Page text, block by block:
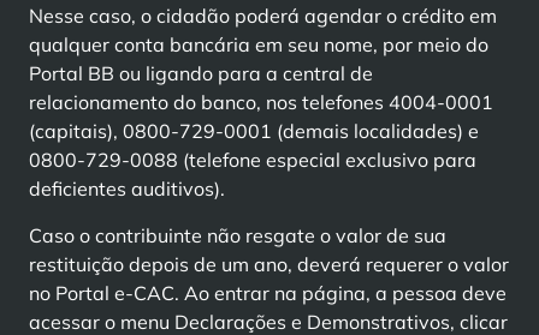
Nesse caso, o cidadão poderá agendar o crédito em
qualquer conta bancária em seu nome, por meio do
Portal BB ou ligando para a central de
relacionamento do banco, nos telefones 4004-0001
(capitais), 0800-729-0001 (demais localidades) e
0800-729-0088 (telefone especial exclusivo para
deficientes auditivos).
Caso o contribuinte não resgate o valor de sua
restituição depois de um ano, deverá requerer o valor
no Portal e-CAC. Ao entrar na página, a pessoa deve
acessar o menu Declarações e Demonstrativos, clicar